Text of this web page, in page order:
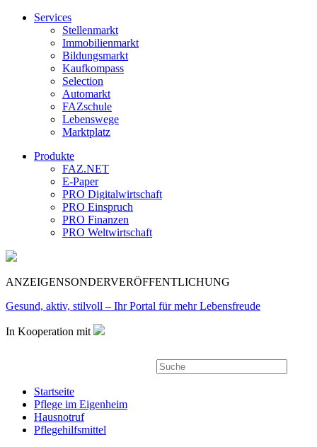
Services
Stellenmarkt
Immobilienmarkt
Bildungsmarkt
Kaufkompass
Selection
Automarkt
FAZschule
Lebenswege
Marktplatz
Produkte
FAZ.NET
E-Paper
PRO Digitalwirtschaft
PRO Einspruch
PRO Finanzen
PRO Weltwirtschaft
ANZEIGENSONDERVERÖFFENTLICHUNG
Gesund, aktiv, stilvoll – Ihr Portal für mehr Lebensfreude
In Kooperation mit
Startseite
Pflege im Eigenheim
Hausnotruf
Pflegehilfsmittel